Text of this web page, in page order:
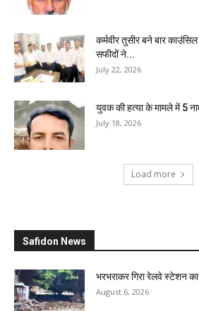
कर्मवीर तुसीर बने बार
सफीदों ने...
July 22, 2026
युवक की हत्या के मामले में 5
July 18, 2026
Load more
Safidon News
भरभराकर गिरा रेलवे स्टेशन
August 6, 2026